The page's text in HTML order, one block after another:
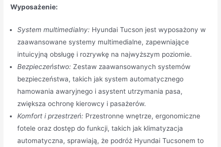
Wyposażenie:
System multimedialny: Hyundai Tucson jest wyposażony w
zaawansowane systemy multimedialne, zapewniające
intuicyjną obsługę i rozrywkę na najwyższym poziomie.
Bezpieczeństwo: Zestaw zaawansowanych systemów
bezpieczeństwa, takich jak system automatycznego
hamowania awaryjnego i asystent utrzymania pasa,
zwiększa ochronę kierowcy i pasażerów.
Komfort i przestrzeń: Przestronne wnętrze, ergonomiczne
fotele oraz dostęp do funkcji, takich jak klimatyzacja
automatyczna, sprawiają, że podróż Hyundai Tucsonem to